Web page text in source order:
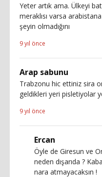
Yeter artık ama. Ülkeyi
meraklısı varsa
şeyin olmadığını
9 yıl önce
Arap sabunu
Trabzonu hic ettiniz sira
geldikleri yeri pisletiyolar
9 yıl önce
Ercan
Öyle de Giresun ve
neden dışarıda ?
nara atmayacaksın !